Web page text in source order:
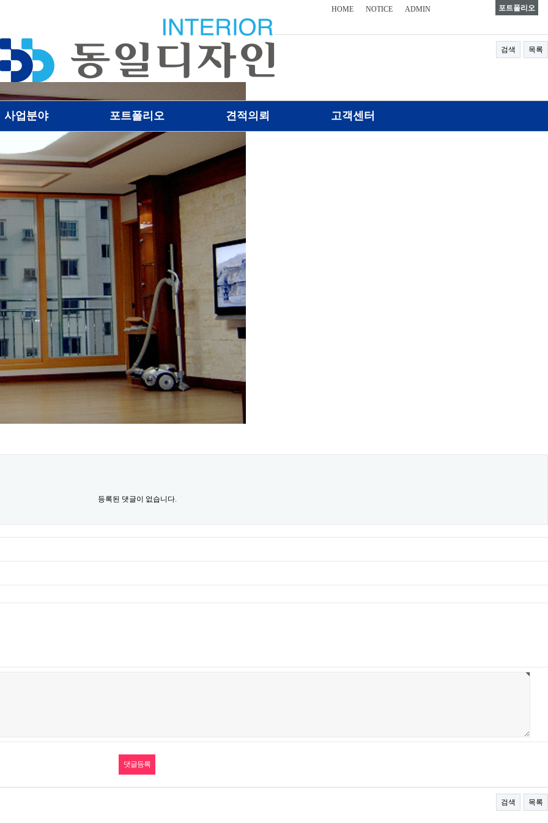
HOME NOTICE ADMIN
사업분야 포트폴리오
병원
상업공간
주거공간
사무공간
견적의뢰 고객센터
포트폴리오
검색 목록
등록된 댓글이 없습니다.
검색 목록